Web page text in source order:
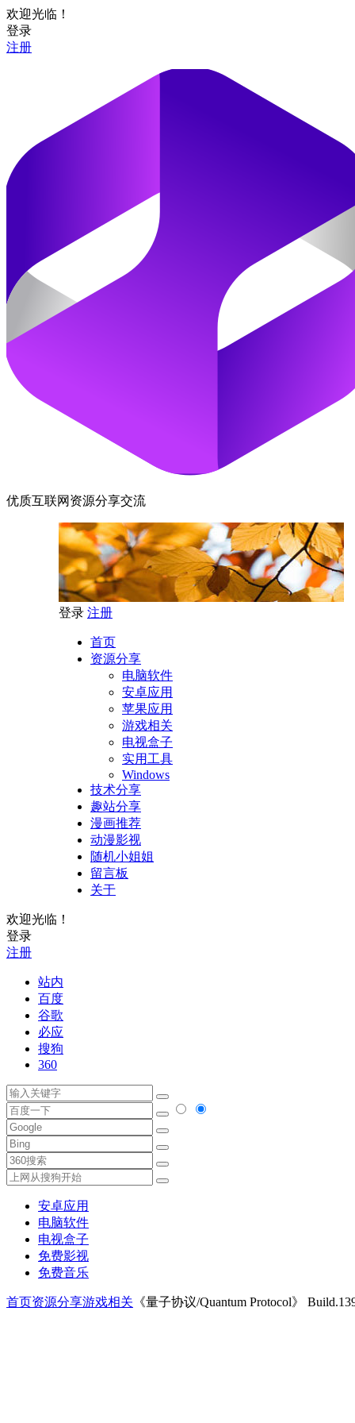
欢迎光临！
登录
注册
优质互联网资源分享交流
登录 注册
首页
资源分享
电脑软件
安卓应用
苹果应用
游戏相关
电视盒子
实用工具
Windows
技术分享
趣站分享
漫画推荐
动漫影视
随机小姐姐
留言板
关于
欢迎光临！
登录
注册
站内
百度
谷歌
必应
搜狗
360
安卓应用
电脑软件
电视盒子
免费影视
免费音乐
首页资源分享游戏相关 《量子协议/Quantum Protocol》